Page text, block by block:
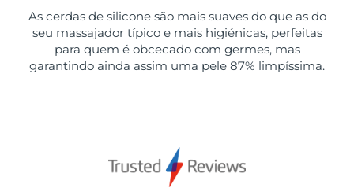
As cerdas de silicone são mais suaves do que as do
seu massajador típico e mais higiénicas, perfeitas
para quem é obcecado com germes, mas
garantindo ainda assim uma pele 87% limpíssima.